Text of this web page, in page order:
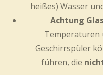
heißes) Wasser
Achtung
Temperaturen
Geschirrspüler
führen, die